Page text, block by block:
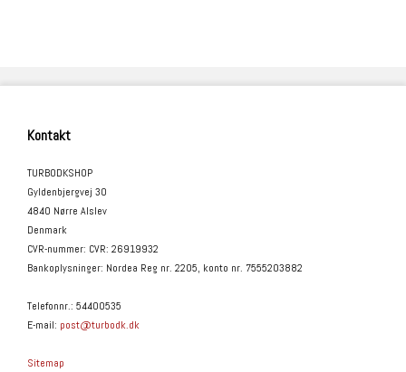
Kontakt
TURBODKSHOP
Gyldenbjergvej 30
4840 Nørre Alslev
Denmark
CVR-nummer: CVR: 26919932
Bankoplysninger: Nordea Reg nr. 2205, konto nr. 7555203882
Telefonnr.: 54400535
E-mail: post@turbodk.dk
Sitemap